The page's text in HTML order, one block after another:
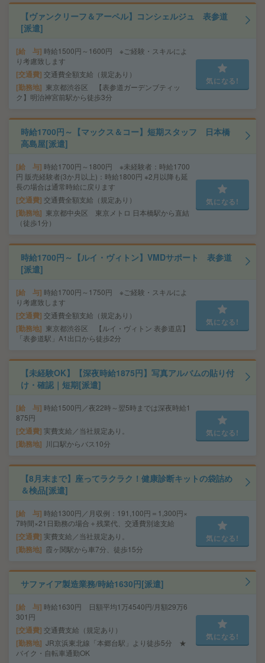
【ヴァンクリーフ＆アーペル】コンシェルジュ 表参道
[派遣]
給 与 時給1500円～1600円 ※ご経験・スキルによ
り考慮致します
交通費 交通費全額支給（規定あり）
勤務地
東京都渋谷区 【表参道ガーデンブティッ
ク】明治神宮前駅から徒歩3分
気になる!
時給1700円～【マックス＆コー】短期スタッフ 日本橋
高島屋[派遣]
給 与 時給1700円～1800円 ※未経験者：時給1700
円 販売経験者(3か月以上)：時給1800円 ※2月以降も延
長の場合は通常時給に戻ります
交通費 交通費全額支給（規定あり）
勤務地
東京都中央区 東京メトロ 日本橋駅から直結
（徒歩1分）
気になる!
時給1700円～【ルイ・ヴィトン】VMDサポート 表参道
[派遣]
給 与 時給1700円～1750円 ※ご経験・スキルによ
り考慮致します
交通費 交通費全額支給（規定あり）
勤務地
東京都渋谷区 【ルイ・ヴィトン 表参道店】
「表参道駅」A1出口から徒歩2分
気になる!
【未経験OK】【深夜時給1875円】写真アルバムの貼り付
け・確認｜短期[派遣]
給 与 時給1500円／夜22時～翌5時までは深夜時給1
875円
交通費 実費支給／当社規定あり。
勤務地 川口駅からバス10分
気になる!
【8月末まで】座ってラクラク！健康診断キットの袋詰め
＆検品[派遣]
給 与 時給1300円／月収例：191,100円＝1,300円×
7時間×21日勤務の場合＋残業代、交通費別途支給
交通費 実費支給／当社規定あり。
勤務地 霞ヶ関駅から車7分、徒歩15分
気になる!
サファイア製造業務/時給1630円[派遣]
給 与 時給1630円 日額平均1万4540円/月額29万6
301円
交通費 交通費支給（規定あり）
勤務地 JR京浜東北線「本郷台駅」より徒歩5分 ★
バイク・自転車通勤OK
気になる!